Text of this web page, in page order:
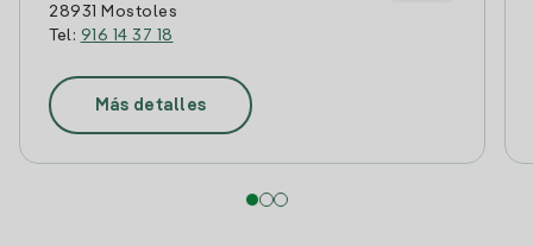
28931 Mostoles
Tel: 916 14 37 18
Más detalles